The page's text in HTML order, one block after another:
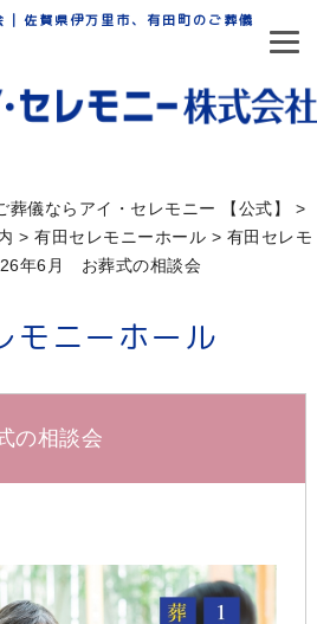
賀県伊万里市、有田町のご葬儀ならア
儀ならアイ・セレモニー 【公式】
>
> 有田セレモニーホール > 有田セレモ
年6月 お葬式の相談会
モニーホール
の相談会